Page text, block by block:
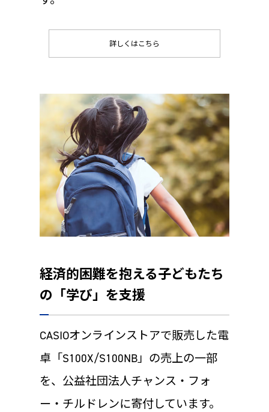
詳しくはこちら
経済的困難を抱える子どもたち
の「学び」を支援
CASIOオンラインストアで販売した電
卓「S100X/S100NB」の売上の一部
を、公益社団法人チャンス・フォ
ー・チルドレンに寄付しています。